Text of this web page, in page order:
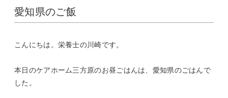
愛知県のご飯
こんにちは。栄養士の川崎です。
本日のケアホーム三方原のお昼ごはんは、愛知県のごはんで
した。